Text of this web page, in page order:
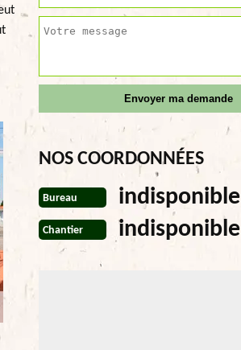
NOS COORDONNÉES
Bureau indisponible
Chantier indisponible